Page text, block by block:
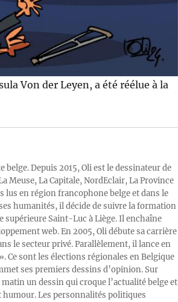
Von der Leyen, a été réélue à la
Depuis 2015, Oli est le dessinateur de
Meuse, La Capitale, NordEclair, La Province
lus en région francophone belge et dans le
humanités, il décide de suivre la formation
Saint-Luc à Liège. Il enchaîne
web. En 2005, Oli débute sa carrière
le secteur privé. Parallèlement, il lance en
Ce sont les élections régionales en Belgique
ses premiers dessins d’opinion. Sur
un dessin qui croque l’actualité belge et
Les personnalités politiques